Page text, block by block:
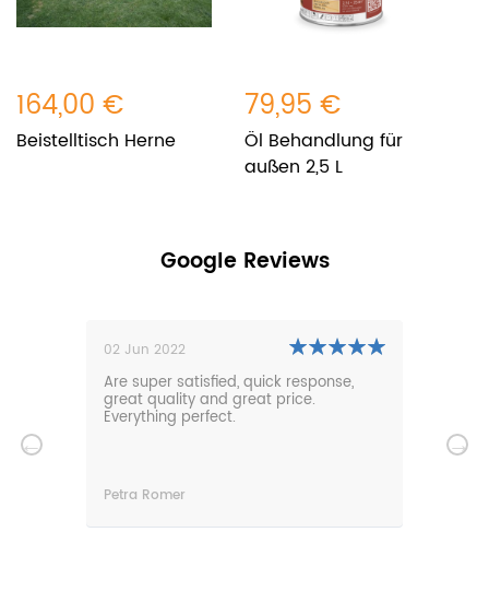
164,00 €
Beistelltisch Herne
79,95 €
Öl Behandlung für
außen 2,5 L
Google Reviews
02 Jun 2022
Are super satisfied, quick response,
great quality and great price.
Everything perfect.
Petra Romer